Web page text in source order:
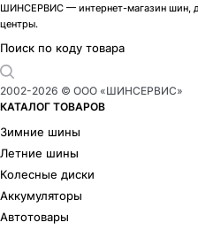
ШИНСЕРВИС — интернет-магазин шин,
центры.
Поиск по коду товара
2002-2026 © ООО «ШИНСЕРВИС»
КАТАЛОГ ТОВАРОВ
Зимние шины
Летние шины
Колесные диски
Аккумуляторы
Автотовары